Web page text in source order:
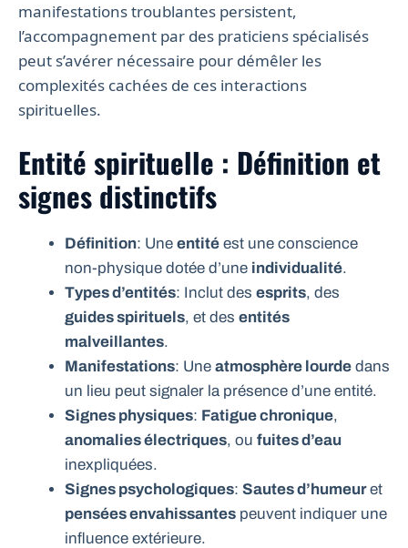
manifestations troublantes persistent,
l’accompagnement par des praticiens spécialisés
peut s’avérer nécessaire pour démêler les
complexités cachées de ces interactions
spirituelles.
Entité spirituelle : Définition et
signes distinctifs
Définition: Une entité est une conscience
non-physique dotée d’une individualité.
Types d’entités: Inclut des esprits, des
guides spirituels, et des entités
malveillantes.
Manifestations: Une atmosphère lourde dans
un lieu peut signaler la présence d’une entité.
Signes physiques: Fatigue chronique,
anomalies électriques, ou fuites d’eau
inexpliquées.
Signes psychologiques: Sautes d’humeuret
pensées envahissantes peuvent indiquer une
influence extérieure.